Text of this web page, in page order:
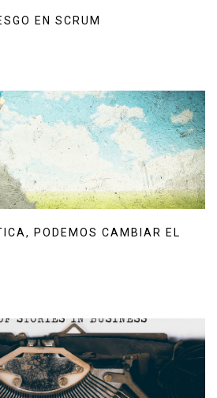
EN SCRUM
PODEMOS CAMBIAR EL